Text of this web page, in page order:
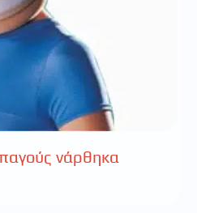
νάρθηκα